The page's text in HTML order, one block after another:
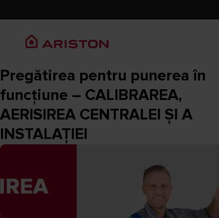
Pregătirea pentru punerea în
funcțiune – CALIBRAREA,
AERISIREA CENTRALEI ȘI A
INSTALAȚIEI